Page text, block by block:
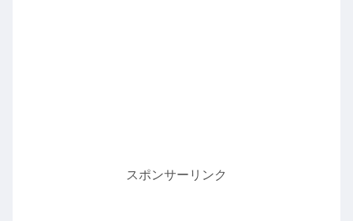
スポンサーリンク